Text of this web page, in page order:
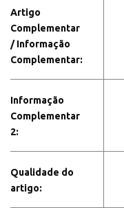
Artigo
Complementar
/ Informação
Complementar:
Informação
Complementar
2:
Qualidade do
artigo: